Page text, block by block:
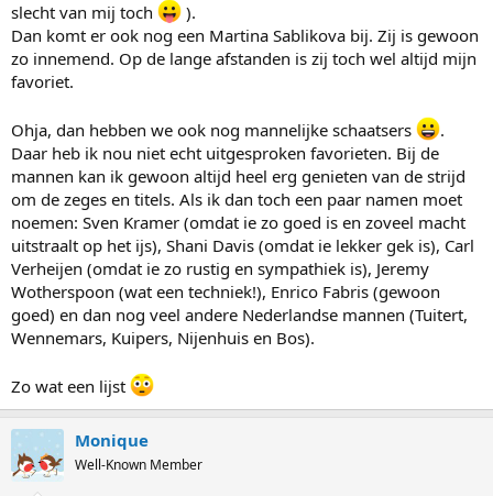
slecht van mij toch
).
Dan komt er ook nog een Martina Sablikova bij. Zij is gewoon
zo innemend. Op de lange afstanden is zij toch wel altijd mijn
favoriet.
Ohja, dan hebben we ook nog mannelijke schaatsers
.
Daar heb ik nou niet echt uitgesproken favorieten. Bij de
mannen kan ik gewoon altijd heel erg genieten van de strijd
om de zeges en titels. Als ik dan toch een paar namen moet
noemen: Sven Kramer (omdat ie zo goed is en zoveel macht
uitstraalt op het ijs), Shani Davis (omdat ie lekker gek is), Carl
Verheijen (omdat ie zo rustig en sympathiek is), Jeremy
Wotherspoon (wat een techniek!), Enrico Fabris (gewoon
goed) en dan nog veel andere Nederlandse mannen (Tuitert,
Wennemars, Kuipers, Nijenhuis en Bos).
Zo wat een lijst
Monique
Well-Known Member